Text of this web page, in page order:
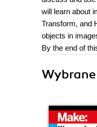
will learn about
Transform, and
objects in
By the end of